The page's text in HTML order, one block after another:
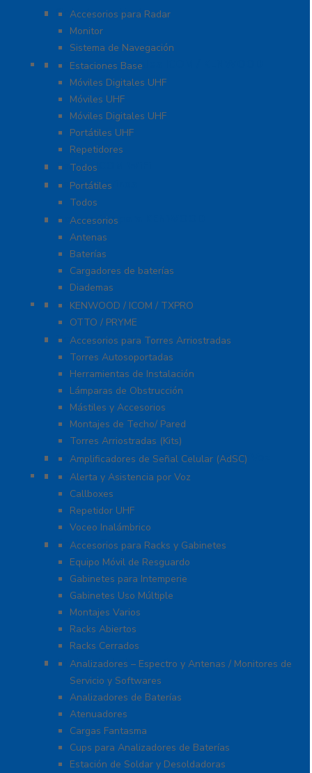
Soluciones Marinas
Accesorios para Radar
Monitor
Sistema de Navegación
Radios Comerciales ICOM / KENWOOD
Estaciones Base
Móviles Digitales UHF
Móviles UHF
Móviles Digitales UHF
Portátiles UHF
Repetidores
Radios ICOM WiFi
Todos
Radios Marinos
Portátiles
Todos
Accesorios para KENWOOD
Accesorios
Antenas
Baterías
Cargadores de baterías
Diademas
Refacciones
KENWOOD / ICOM / TXPRO
OTTO / PRYME
Torres y Mástiles
Accesorios para Torres Arriostradas
Torres Autosoportadas
Herramientas de Instalación
Lámparas de Obstrucción
Mástiles y Accesorios
Montajes de Techo/ Pared
Torres Arriostradas (Kits)
Cobertura para Celular 4G LTE, 3G y Voz
Amplificadores de Señal Celular (AdSC)
Soluciones RITRON
Alerta y Asistencia por Voz
Callboxes
Repetidor UHF
Voceo Inalámbrico
Racks y Gabinetes
Accesorios para Racks y Gabinetes
Equipo Móvil de Resguardo
Gabinetes para Intemperie
Gabinetes Uso Múltiple
Montajes Varios
Racks Abiertos
Racks Cerrados
Equipo de Laboratorio
Analizadores – Espectro y Antenas / Monitores de
Servicio y Softwares
Analizadores de Baterías
Atenuadores
Cargas Fantasma
Cups para Analizadores de Baterías
Estación de Soldar y Desoldadoras